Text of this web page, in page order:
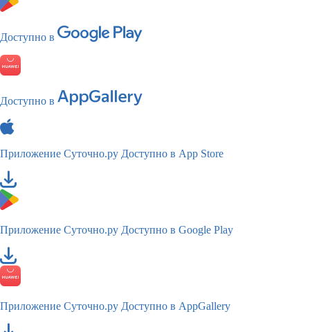
Доступно в
Доступно в
Приложение Суточно.ру Доступно в App Store
Приложение Суточно.ру Доступно в Google Play
Приложение Суточно.ру Доступно в AppGallery